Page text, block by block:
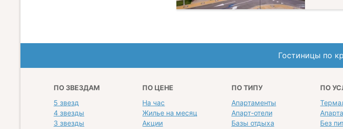
Гостиницы по
ПО ЗВЕЗДАМ
5 звезд
4 звезды
3 звезды
ПО ЦЕНЕ
На час
Жилье на месяц
Акции
ПО ТИПУ
Апартаменты
Апарт-отели
Базы отдыха
ПО
Без